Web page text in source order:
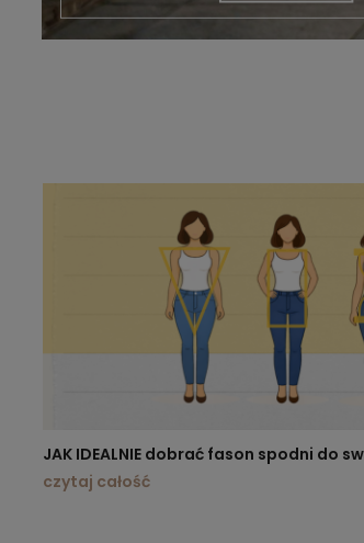
JAK IDEALNIE dobrać fason spodni do
czytaj całość